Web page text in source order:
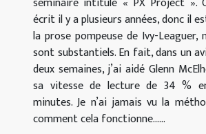
écrit il y a plusieurs années, donc il
la prose pompeuse de Ivy-Leaguer,
sont substantiels. En fait, dans un
deux semaines, j’ai aidé Glenn
sa vitesse de lecture de 34 %
minutes. Je n’ai jamais vu la
comment cela fonctionne…...